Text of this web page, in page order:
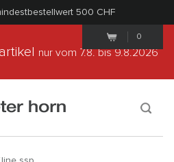
500 CHF
0
nur vom 7.8.bis 9.8.2026